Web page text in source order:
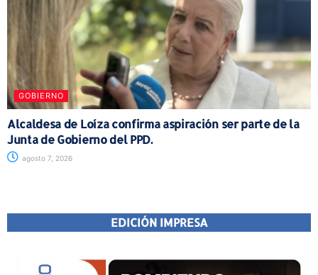
GOBIERNO
Alcaldesa de Loíza confirma aspiración ser parte de la
Junta de Gobierno del PPD.
agosto 7, 2026
EDICIÓN IMPRESA